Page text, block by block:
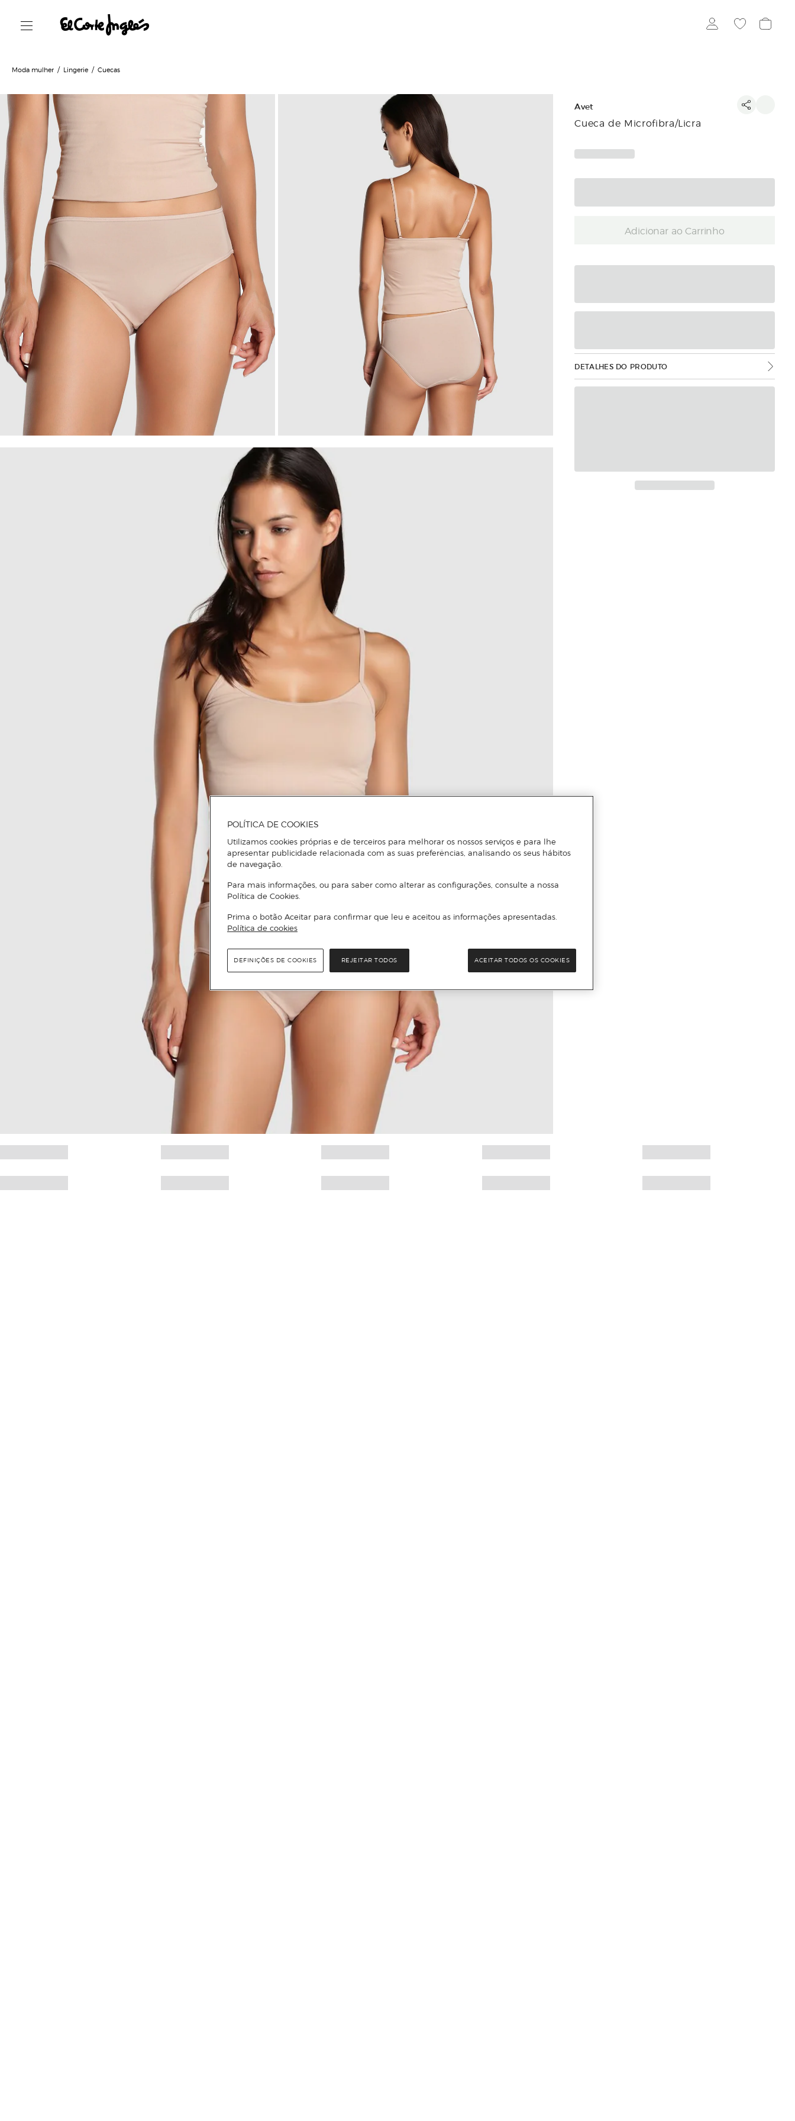
Moda mulher Lingerie Cuecas
Avet
Cueca de Microfibra/Licra
Adicionar ao Carrinho
DETALHES DO PRODUTO
POLÍTICA DE COOKIES
Utilizamos cookies próprias e de terceiros para melhorar os nossos serviços e para lhe
apresentar publicidade relacionada com as suas preferências, analisando os seus hábitos
de navegação.
Para mais informações, ou para saber como alterar as configurações, consulte a nossa
Política de Cookies.
Prima o botão Aceitar para confirmar que leu e aceitou as informações apresentadas.
Política de cookies
REJEITAR TODOS ACEITAR TODOS OS COOKIES
DEFINIÇÕES DE COOKIES